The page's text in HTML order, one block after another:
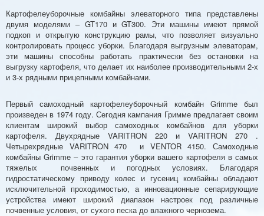
Картофелеуборочные комбайны элеваторного типа представлены
двумя моделями – GT170 и GT300. Эти машины имеют прямой
подкоп и открытую конструкцию рамы, что позволяет визуально
контролировать процесс уборки. Благодаря выгрузным элеваторам,
эти машины способны работать практически без остановки на
выгрузку картофеля, что делает их наиболее производительными 2-х
и 3-х рядными прицепными комбайнами.
Первый самоходный картофелеуборочный комбайн Grimme был
произведен в 1974 году. Сегодня кампания Гримме предлагает своим
клиентам широкий выбор самоходных комбайнов для уборки
картофеля. Двухрядные VARITRON 220 и VARITRON 270 .
Четырехрядные VARITRON 470 и VENTOR 4150. Самоходные
комбайны Grimme – это гарантия уборки вашего картофеля в самых
тяжелых почвенных и погодных условиях. Благодаря
гидростатическому приводу колес и гусениц комбайны обладают
исключительной проходимостью, а инновационные сепарирующие
устройства имеют широкий диапазон настроек под различные
почвенные условия, от сухого песка до влажного чернозема.